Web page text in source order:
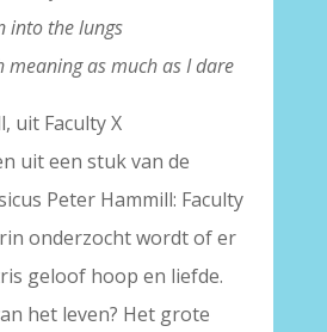
into the lungs
meaning as much as I dare
uit Faculty X
uit een stuk van de
Peter Hammill: Faculty
onderzocht wordt of er
geloof hoop en liefde.
het leven? Het grote